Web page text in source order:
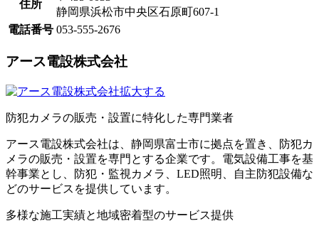
住所
静岡県浜松市中央区石原町607-1
電話番号 053-555-2676
アース電設株式会社
拡大する
防犯カメラの販売・設置に特化した専門業者
アース電設株式会社は、静岡県富士市に拠点を置き、防犯カ
メラの販売・設置を専門とする企業です。​電気設備工事を基
幹事業とし、防犯・監視カメラ、LED照明、自主防犯設備な
どのサービスを提供しています。
多様な施工実績と地域密着型のサービス提供